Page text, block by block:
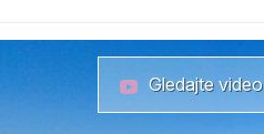
Gledajte video